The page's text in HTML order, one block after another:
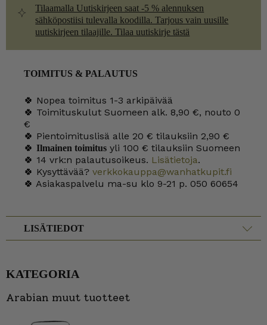
Tilaamalla Uutiskirjeen saat -5 % alennuksen
sähköpostiisi tulevalla koodilla. Tarjous vain uusille
uutiskirjeen tilaajille. Tilaa uutiskirje tästä
TOIMITUS & PALAUTUS
🍀 Nopea toimitus 1-3 arkipäivää
🍀 Toimituskulut Suomeen alk. 8,90 €, nouto 0
€
🍀 Pientoimituslisä alle 20 € tilauksiin 2,90 €
🍀 Ilmainen toimitus yli 100 € tilauksiin Suomeen
🍀 14 vrk:n palautusoikeus. Lisätietoja.
🍀 Kysyttävää? verkkokauppa@wanhatkupit.fi
🍀 Asiakaspalvelu ma-su klo 9-21 p. 050 60654
LISÄTIEDOT
KATEGORIA
Arabian muut tuotteet